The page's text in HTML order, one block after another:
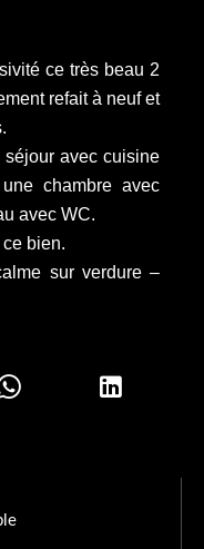
ce très beau 2
refait à neuf et
séjour avec cuisine
chambre avec
avec WC.
bien.
sur verdure –